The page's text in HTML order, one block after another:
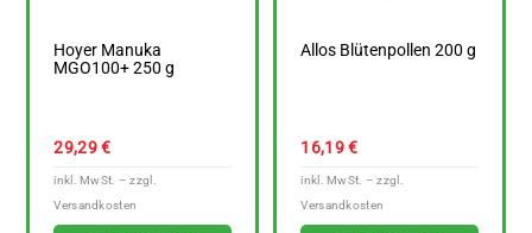
Hoyer Manuka
MGO100+ 250 g
29,29€
Allos Blütenpollen 200 g
16,19€